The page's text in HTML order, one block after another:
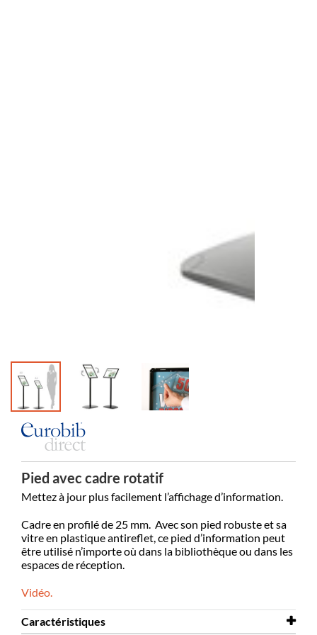
Pied avec cadre rotatif
Mettez à jour plus facilement l’affichage d’information.
Cadre en profilé de 25 mm. Avec son pied robuste et sa
vitre en plastique antireflet, ce pied d’information peut
être utilisé n’importe où dans la bibliothèque ou dans les
espaces de réception.
Vidéo.
Caractéristiques